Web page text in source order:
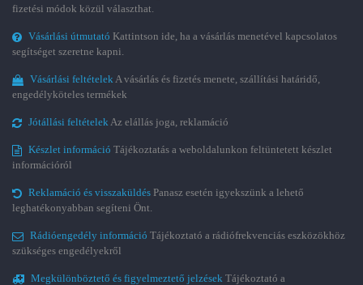
fizetési módok közül választhat.
Vásárlási útmutató Kattintson ide, ha a vásárlás menetével kapcsolatos
segítséget szeretne kapni.
Vásárlási feltételekA vásárlás és fizetés menete, szállítási határidő,
engedélyköteles termékek
Jótállási feltételekAz elállás joga, reklamáció
Készlet információ Tájékoztatás a weboldalunkon feltüntetett készlet
információról
Reklamáció és visszaküldés Panasz esetén igyekszünk a lehető
leghatékonyabban segíteni Önt.
Rádióengedély információ Tájékoztató a rádiófrekvenciás eszközökhöz
szükséges engedélyekről
Megkülönböztető és figyelmeztető jelzések Tájékoztató a